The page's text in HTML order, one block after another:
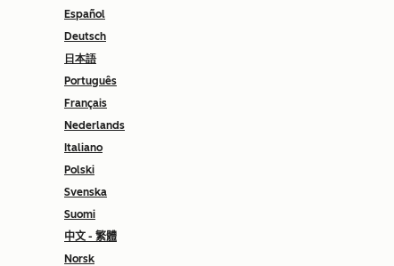
Español
Deutsch
日本語
Português
Français
Nederlands
Italiano
Polski
Svenska
Suomi
中文 - 繁體
Norsk